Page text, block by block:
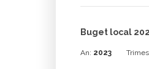
Buget local
An: 2023